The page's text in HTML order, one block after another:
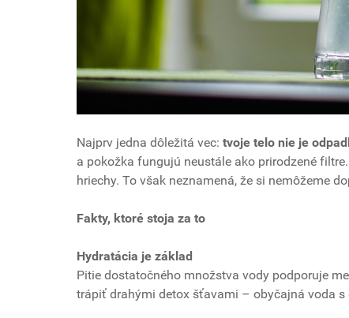
Najprv jedna dôležitá vec: tvoje telo nie je
a pokožka fungujú neustále ako prirodzené
hriechy. To však neznamená, že si nemôžeme
Fakty, ktoré stoja za to
Hydratácia je základ
Pitie dostatočného množstva vody podporuje
trápiť drahými detox šťavami – obyčajná voda s